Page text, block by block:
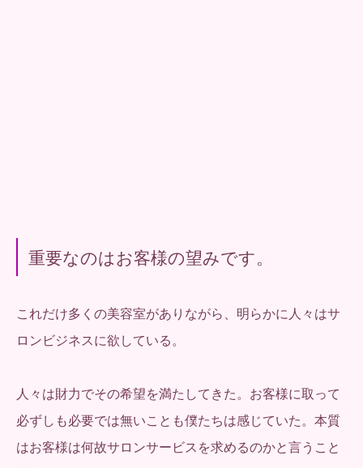
重要なのはお客様の望みです。
これだけ多くの美容室がありながら、明らかに人々はサ
ロンビジネスに欲している。
人々は財力でその希望を満たしてきた。お客様に取って
必ずしも必要では無いことも僕たちは感じていた。本質
はお客様は何故サロンサービスを求めるのかと言うこと